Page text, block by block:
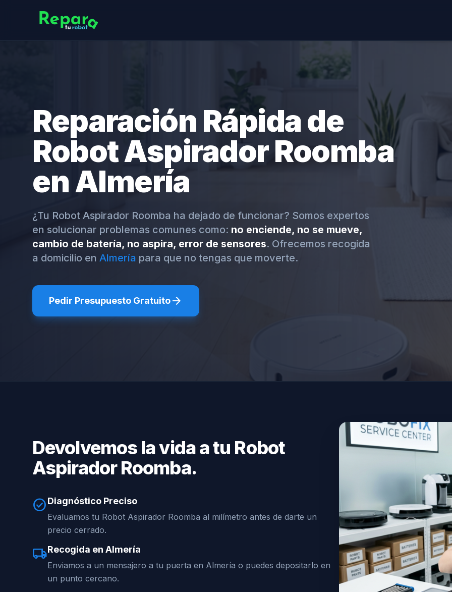
Reparación Rápida de
Robot Aspirador Roomba
en Almería
¿Tu Robot Aspirador Roomba ha dejado de funcionar? Somos expertos
en solucionar problemas comunes como: no enciende, no se mueve,
cambio de batería, no aspira, error de sensores. Ofrecemos recogida
a domicilio en Almería para que no tengas que moverte.
Pedir Presupuesto Gratuitoarrow_forward
Devolvemos la vida a tu Robot
Aspirador Roomba.
check_circleDiagnóstico Preciso
Evaluamos tu Robot Aspirador Roomba al milímetro antes de darte un
precio cerrado.
local_shippingRecogida en Almería
Enviamos a un mensajero a tu puerta en Almería o puedes depositarlo en
un punto cercano.